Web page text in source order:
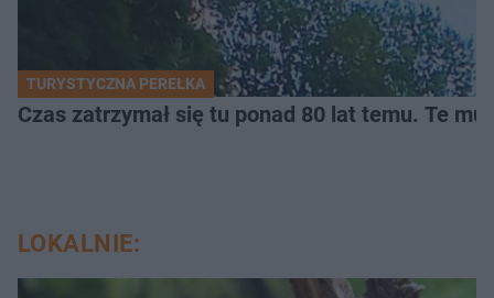
TURYSTYCZNA PEREŁKA
Czas zatrzymał się tu ponad 80 lat temu. Te
LOKALNIE: